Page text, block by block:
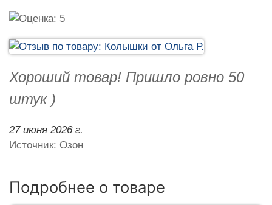
Хороший товар! Пришло ровно 50
штук )
27 июня 2026 г.
Источник: Озон
Подробнее о товаре